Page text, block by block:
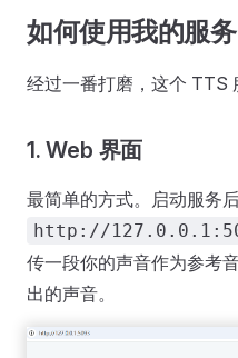
如何使用我的服务
经过一番打磨，这个 TTS
1. Web 界面
最简单的方式。启动服务
http://
传一段你的声音作为参考
出的声音。